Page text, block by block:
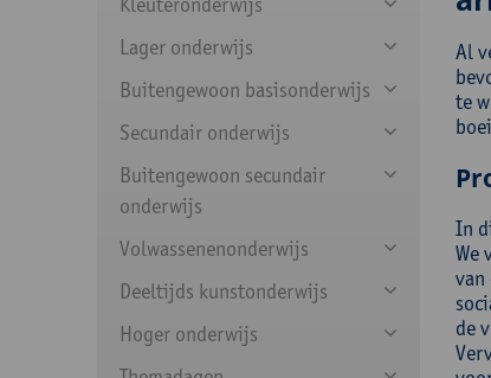
Lager onderwijs
Buitengewoon basisonderwijs
Secundair onderwijs
Buitengewoon secundair
onderwijs
Volwassenenonderwijs
Deeltijds kunstonderwijs
Hoger onderwijs
Al
te
In
We
van
de